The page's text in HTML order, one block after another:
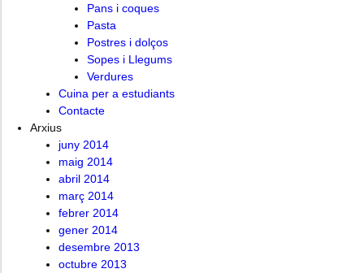
Pans i coques
Pasta
Postres i dolços
Sopes i Llegums
Verdures
Cuina per a estudiants
Contacte
Arxius
juny 2014
maig 2014
abril 2014
març 2014
febrer 2014
gener 2014
desembre 2013
octubre 2013